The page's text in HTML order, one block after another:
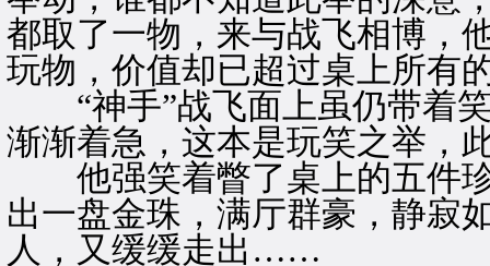
都取了一物，来与战飞相博，
玩物，价值却已超过桌上所有
“神手”战飞面上虽仍带着笑
渐渐着急，这本是玩笑之举，
他强笑着瞥了桌上的五件珍
出一盘金珠，满厅群豪，静寂
人，又缓缓走出……